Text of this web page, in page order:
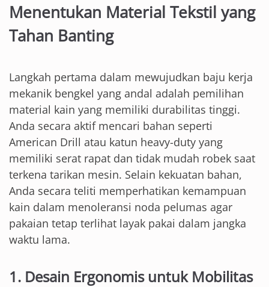
Menentukan Material Tekstil yang
Tahan Banting
Langkah pertama dalam mewujudkan baju kerja
mekanik bengkel yang andal adalah pemilihan
material kain yang memiliki durabilitas tinggi.
Anda secara aktif mencari bahan seperti
American Drill atau katun heavy-duty yang
memiliki serat rapat dan tidak mudah robek saat
terkena tarikan mesin. Selain kekuatan bahan,
Anda secara teliti memperhatikan kemampuan
kain dalam menoleransi noda pelumas agar
pakaian tetap terlihat layak pakai dalam jangka
waktu lama.
1. Desain Ergonomis untuk Mobilitas